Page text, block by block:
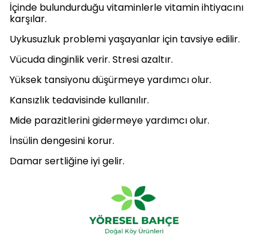
İçinde bulundurduğu vitaminlerle vitamin ihtiyacını
karşılar.
Uykusuzluk problemi yaşayanlar için tavsiye edilir.
Vücuda dinginlik verir. Stresi azaltır.
Yüksek tansiyonu düşürmeye yardımcı olur.
Kansızlık tedavisinde kullanılır.
Mide parazitlerini gidermeye yardımcı olur.
İnsülin dengesini korur.
Damar sertliğine iyi gelir.